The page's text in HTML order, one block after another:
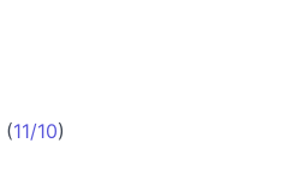
(11/10)